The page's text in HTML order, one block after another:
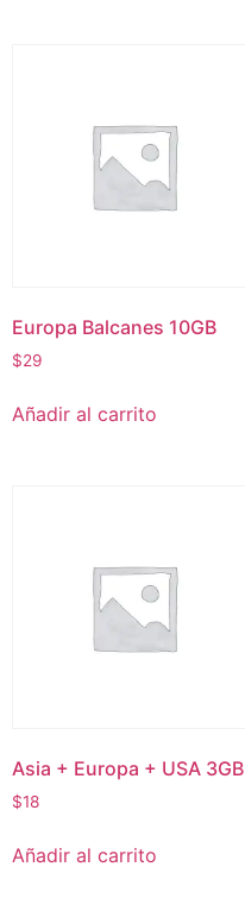
Europa Balcanes 10GB
$29
Añadir al carrito
Asia + Europa + USA 3GB
$18
Añadir al carrito